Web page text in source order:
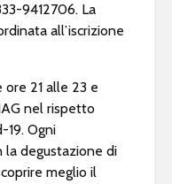
9412706. La
all’iscrizione
21 alle 23 e
nel rispetto
19. Ogni
la degustazione di
meglio il